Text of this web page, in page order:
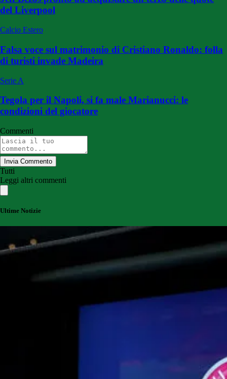
del Liverpool
Calcio Estero
Falsa voce sul matrimonio di Cristiano Ronaldo: folla
di turisti invade Madeira
Serie A
Tegola per il Napoli, si fa male Marianucci: le
condizioni del giocatore
Commenti
Invia Commento
Tutti
Leggi altri commenti
Ultime Notizie